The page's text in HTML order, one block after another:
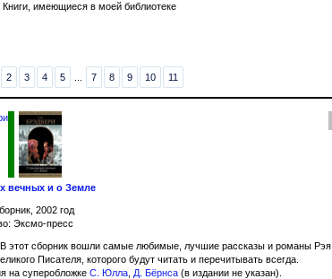
Книги, имеющиеся в моей библиотеке
2 3 4 5 7 8 9 10 11
вечных и о Земле
2002 год
Эксмо-пресс
В этот сборник вошли самые любимые, лучшие рассказы и романы Рэя
Писателя, которого будут читать и перечитывать всегда.
на суперобложке С. Юлла Д. Бёрнсa (в издании не указан).